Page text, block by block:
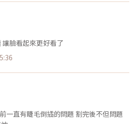
臉看起來更好看了
一直有睫毛倒插的問題 割完後不但問題